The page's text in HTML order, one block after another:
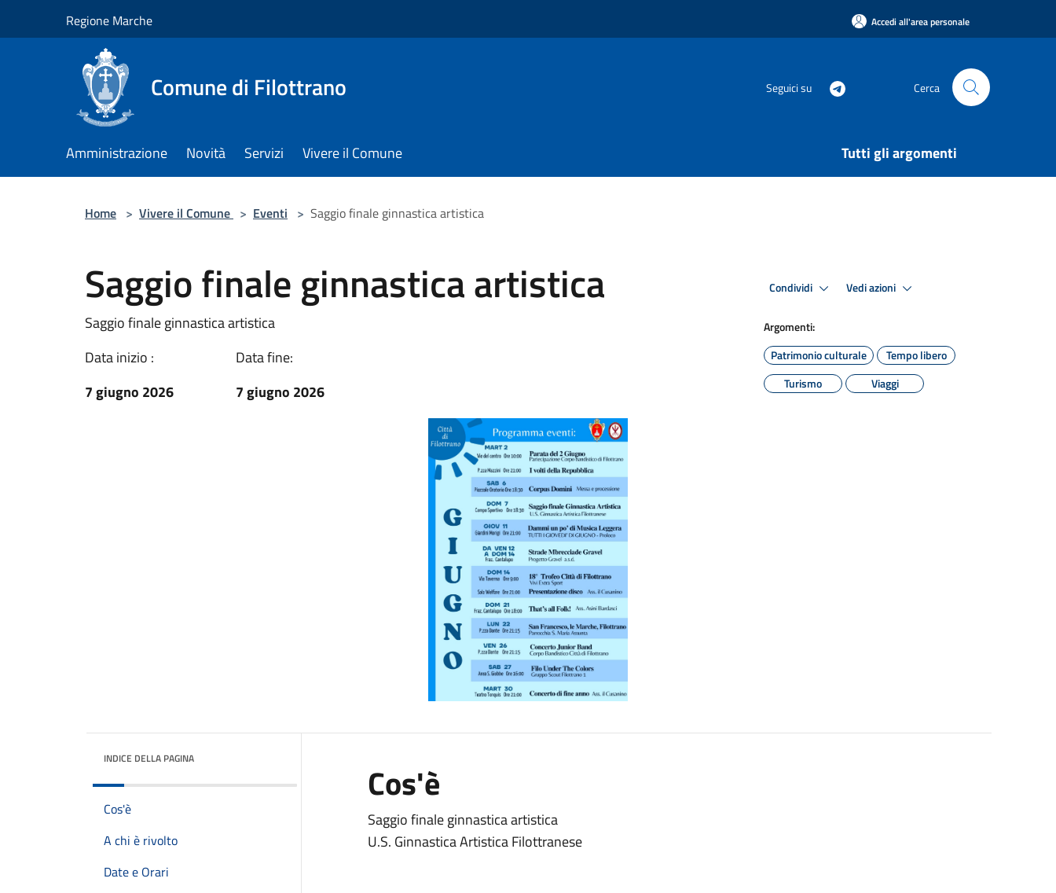
Regione Marche Accedi all'area personale
Comune di Filottrano Seguici su Cerca
Amministrazione Novità Servizi Vivere il Comune Tutti gli argomenti
Home > Vivere il Comune > Eventi > Saggio finale ginnastica artistica
Saggio finale ginnastica artistica
Saggio finale ginnastica artistica
Data inizio :
7 giugno 2026
Data fine:
7 giugno 2026
Condividi Vedi azioni
Argomenti:
Patrimonio culturale
Tempo libero
Turismo
Viaggi
INDICE DELLA PAGINA
Cos'è
A chi è rivolto
Date e Orari
Cos'è
Saggio finale ginnastica artistica
U.S. Ginnastica Artistica Filottranese